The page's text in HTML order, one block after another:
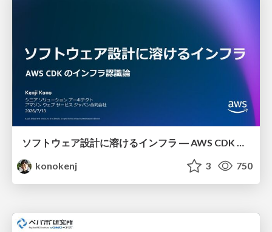
ソフトウェア設計に溶けるインフラ ― AWS CDK のインフラ認識論
konokenj
3 750